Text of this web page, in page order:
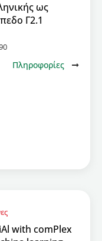
ως
Γ2.1
Πληροφορίες
with comPlex